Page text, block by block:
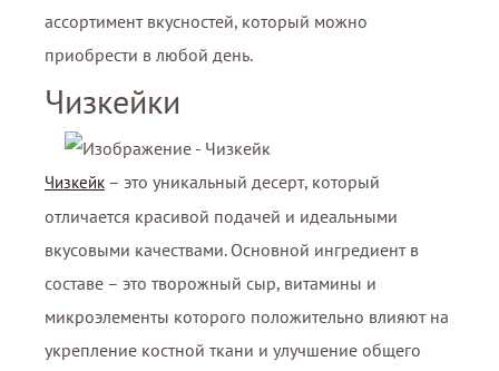
ассортимент вкусностей, который можно
приобрести в любой день.
Чизкейки
Чизкейк – это уникальный десерт, который
отличается красивой подачей и идеальными
вкусовыми качествами. Основной ингредиент в
составе – это творожный сыр, витамины и
микроэлементы которого положительно влияют на
укрепление костной ткани и улучшение общего